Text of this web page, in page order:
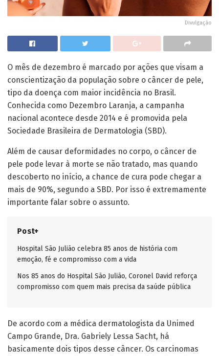
Divulgação
O mês de dezembro é marcado por ações que visam a
conscientização da população sobre o câncer de pele,
tipo da doença com maior incidência no Brasil.
Conhecida como Dezembro Laranja, a campanha
nacional acontece desde 2014 e é promovida pela
Sociedade Brasileira de Dermatologia (SBD).
Além de causar deformidades no corpo, o câncer de
pele pode levar à morte se não tratado, mas quando
descoberto no início, a chance de cura pode chegar a
mais de 90%, segundo a SBD. Por isso é extremamente
importante falar sobre o assunto.
Post+
Hospital São Julião celebra 85 anos de história com
emoção, fé e compromisso com a vida
Nos 85 anos do Hospital São Julião, Coronel David reforça
compromisso com quem mais precisa da saúde pública
De acordo com a médica dermatologista da Unimed
Campo Grande, Dra. Gabriely Lessa Sacht, há
basicamente dois tipos desse câncer. Os carcinomas